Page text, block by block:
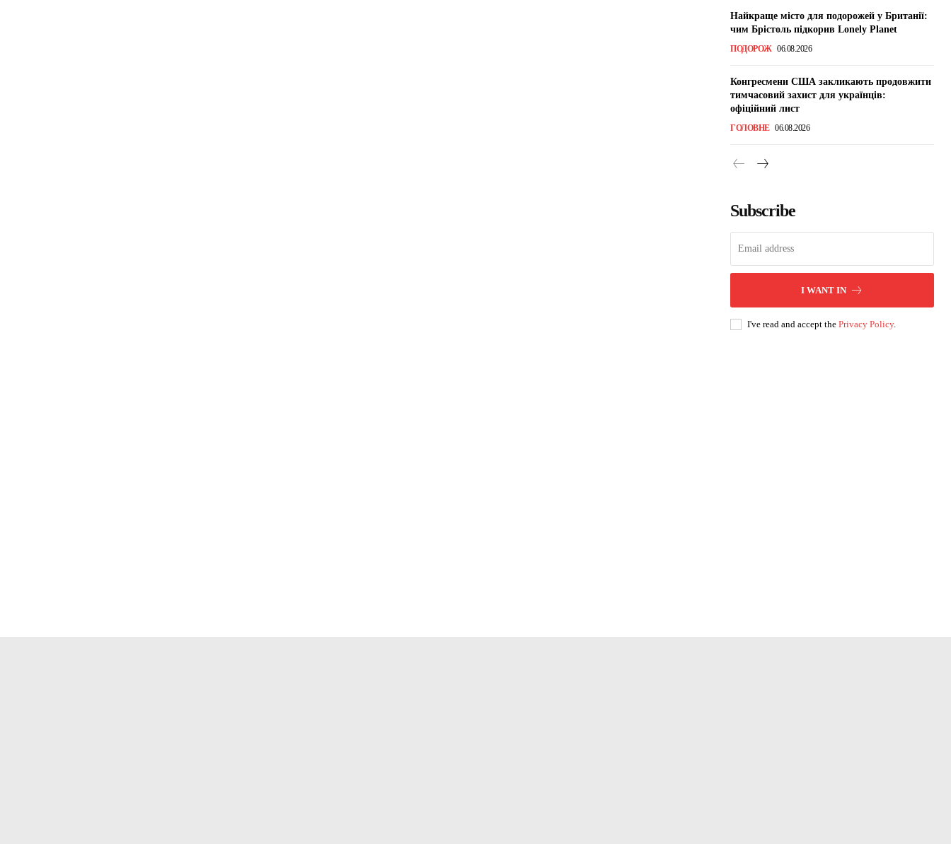
Найкраще місто для подорожей у Британії:
чим Брістоль підкорив Lonely Planet
ПОДОРОЖ 06.08.2026
Конгресмени США закликають продовжити
тимчасовий захист для українців:
офіційний лист
ГОЛОВНЕ 06.08.2026
Subscribe
I WANT IN
I've read and accept the Privacy Policy.